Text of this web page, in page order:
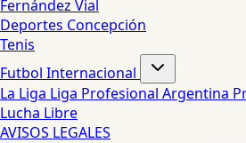
Fernández Vial
Deportes Concepción
Tenis
Futbol Internacional
La Liga Liga Profesional Argentina
Lucha Libre
AVISOS LEGALES